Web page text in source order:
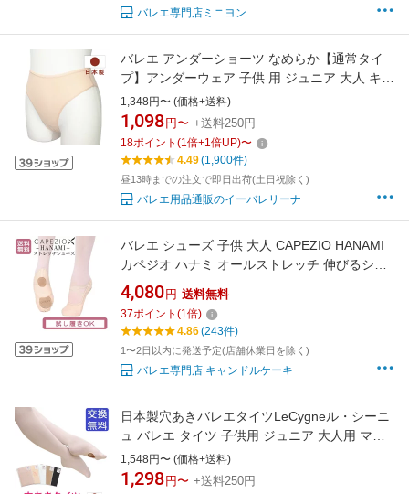
バレエ専門店ミニヨン
バレエ アンダーショーツ なめらか【通常タイ
プ】アンダーウェア 子供 用 ジュニア 大人 キッ
ズ ジュニア インナー パンツ 下着 ファンデーシ
ョン アンダーパンツ インナーショーツ インナ
ーパンツ バレエショーツ レッスン 練習 着 日本
製 バレエ用品 イーバレリーナ
1,348円〜 (価格+送料)
1,098 円〜 +送料250円
18ポイント (1倍+1倍UP)〜
4.49(1,900件)
昼13時までの注文で即日出荷(土日祝除く)
バレエ用品通販のイーバレリーナ
バレエ シューズ 子供 大人 CAPEZIO HANAMI
カペジオ ハナミ オールストレッチ 伸びるシュ
ーズ 人気 コンクール オーディション ライトピ
ンク 普通幅 2037W ストレッチシューズ ライト
ピンク
4,080 円 送料無料
37ポイント (1倍)
4.86(243件)
1〜2日以内に発送予定(店舗休業日を除く)
バレエ専門店 キャンドルケーキ
日本製穴あきバレエタイツLeCygneル・シーニ
ュ バレエ タイツ 子供用 ジュニア 大人用 マチ
なし ロイヤルピンク ヨーロピアンピンク 黒 白
1,548円〜 (価格+送料)
1,298 円〜 +送料250円